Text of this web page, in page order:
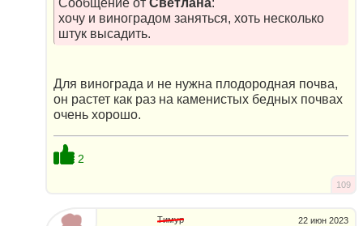
Сообщение от Светлана:
хочу и виноградом заняться, хоть несколько
штук высадить.
Для винограда и не нужна плодородная почва,
он растет как раз на каменистых бедных почвах
очень хорошо.
2
109
22 июн 2023
Тимур